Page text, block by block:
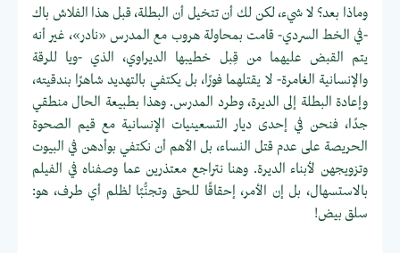
وماذا بعد؟ لا شيء، لكن لك أن تتخيل أن البطلة، قبل هذا الفلاش باك
-في الخط السردي- قامت بمحاولة هروب مع المدرس «نادر»، غير أنه
يتم القبض عليهما من قِبل خطيبها الديراوي، الذي -ويا للرقة
والإنسانية الغامرة- لا يقتلهما فورًا، بل يكتفي بالتهديد شاهرًا بندقيته،
وإعادة البطلة إلى الديرة، وطرد المدرس. وهذا بطبيعة الحال منطقي
جدًا، فنحن في إحدى ديار التسعينيات الإنسانية مع قيم الصحوة
الحريصة على عدم قتل النساء، بل الأهم أن نكتفي بوأدهن في البيوت
وتزويجهن لأبناء الديرة. وهنا نتراجع معتذرين عما وصفناه في الفيلم
بالاستسهال، بل إن الأمر، إحقاقًا للحق وتجنُّبًا لظلم أي طرف، هو:
سلق بيض!